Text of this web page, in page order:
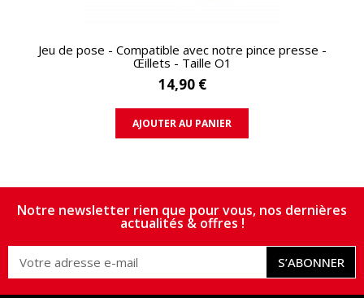
APERÇU RAPIDE
Jeu de pose - Compatible avec notre pince presse -
Œillets - Taille O1
14,90 €
AJOUTER AU PANIER
Notre newsletter rien que pour vous, nos dernières
actualités & offres !
S’ABONNER